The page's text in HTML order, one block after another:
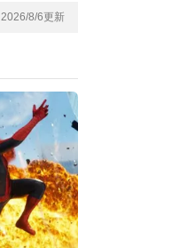
2026/8/6更新